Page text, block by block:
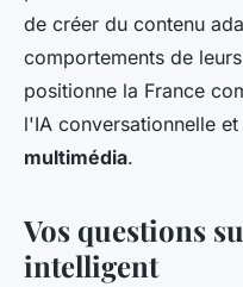
de créer du contenu
comportements de
positionne la France
l'IA conversationnelle et
multimédia.
Vos questions
intelligent